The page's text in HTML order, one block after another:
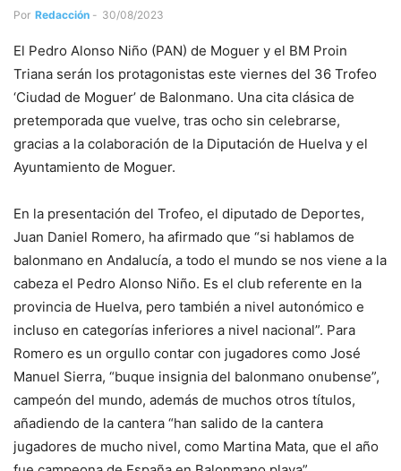
Por Redacción - 30/08/2023
El Pedro Alonso Niño (PAN) de Moguer y el BM Proin
Triana serán los protagonistas este viernes del 36 Trofeo
‘Ciudad de Moguer’ de Balonmano. Una cita clásica de
pretemporada que vuelve, tras ocho sin celebrarse,
gracias a la colaboración de la Diputación de Huelva y el
Ayuntamiento de Moguer.
En la presentación del Trofeo, el diputado de Deportes,
Juan Daniel Romero, ha afirmado que “si hablamos de
balonmano en Andalucía, a todo el mundo se nos viene a la
cabeza el Pedro Alonso Niño. Es el club referente en la
provincia de Huelva, pero también a nivel autonómico e
incluso en categorías inferiores a nivel nacional”. Para
Romero es un orgullo contar con jugadores como José
Manuel Sierra, “buque insignia del balonmano onubense”,
campeón del mundo, además de muchos otros títulos,
añadiendo de la cantera “han salido de la cantera
jugadores de mucho nivel, como Martina Mata, que el año